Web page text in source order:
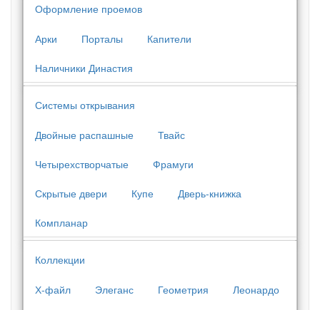
Оформление проемов
Арки Порталы Капители
Наличники Династия
Системы открывания
Двойные распашные Твайс
Четырехстворчатые Фрамуги
Скрытые двери Купе Дверь-книжка
Компланар
Коллекции
Х-файл Элеганс Геометрия Леонардо